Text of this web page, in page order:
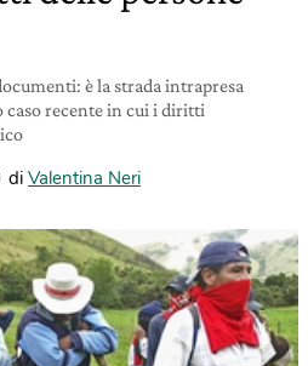
è la strada intrapresa
caso recente in cui i diritti
di Valentina Neri